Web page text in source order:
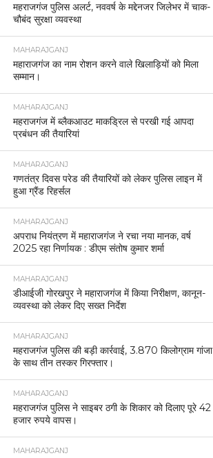
महराजगंज पुलिस अलर्ट, नववर्ष के मद्देनजर जिलेभर में चाक-
चौबंद सुरक्षा व्यवस्था
MAHARAJGANJ
महाराजगंज का नाम रोशन करने वाले खिलाड़ियों को मिला
सम्मान।
MAHARAJGANJ
महराजगंज में ब्लैकआउट माकड्रिल से परखी गई आपदा
प्रबंधन की तैयारियां
MAHARAJGANJ
गणतंत्र दिवस परेड की तैयारियों को लेकर पुलिस लाइन में
हुआ ग्रैंड रिहर्सल
MAHARAJGANJ
अपराध नियंत्रण में महाराजगंज ने रचा नया मानक, वर्ष
2025 रहा निर्णायक : डीएम संतोष कुमार शर्मा
MAHARAJGANJ
डीआईजी गोरखपुर ने महाराजगंज में किया निरीक्षण, कानून-
व्यवस्था को लेकर दिए सख्त निर्देश
MAHARAJGANJ
महराजगंज पुलिस की बड़ी कार्रवाई, 3.870 किलोग्राम गांजा
के साथ तीन तस्कर गिरफ्तार।
MAHARAJGANJ
महराजगंज पुलिस ने साइबर ठगी के शिकार को दिलाए पूरे 42
हजार रुपये वापस।
MAHARAJGANJ